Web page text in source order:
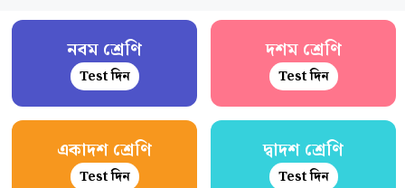
নবম শ্রেণি
Test দিন
দশম শ্রেণি
Test দিন
একাদশ শ্রেণি
Test দিন
দ্বাদশ শ্রেণি
Test দিন